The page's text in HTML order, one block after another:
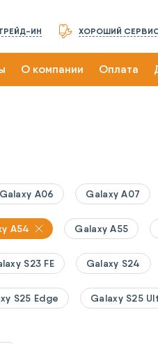
ИН ХОРОШИЙ
О компании Оплата
Galaxy A06 Galaxy A07
A54 Galaxy A55
S23 FE Galaxy S24
S25 Edge Galaxy S25